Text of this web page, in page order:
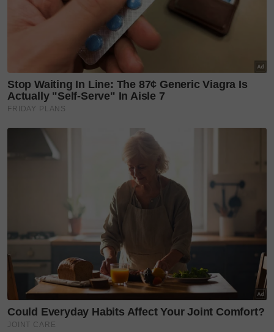
Premier Sarawak, Datuk Patinggi Abang Johari Tun Openg
menepung tawar pengantin (Kredit foto: TV Sarawak)
"Setelah sekian lama menunggu akhirnya berjaya
siap. Terima kasih kepada editor video ini iaitu anak
lelaki saya yang membuatkan hidup bonda
bertambah ceria.
"Alhamdulillah syukur ke hadrat ILAHI. All ini one,
tunang, nikah dan majlis side Deqnor untuk anda
semua terima kasih atas doa. Moga berbalik kepada